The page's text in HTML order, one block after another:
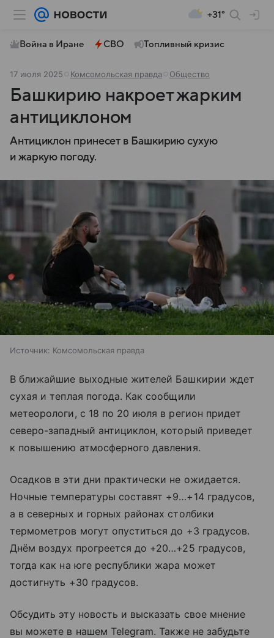
+31°
Война в Иране СВО Топливный кризис
17 июля 2025 Комсомольская правда Общество
Башкирию накроет жарким
антициклоном
Антициклон принесет в Башкирию сухую
и жаркую погоду.
Источник: Комсомольская правда
В ближайшие выходные жителей Башкирии ждет
сухая и теплая погода. Как сообщили
метеорологи, с 18 по 20 июля в регион придет
северо-западный антициклон, который приведет
к повышению атмосферного давления.
Осадков в эти дни практически не ожидается.
Ночные температуры составят +9…+14 градусов,
а в северных и горных районах столбики
термометров могут опуститься до +3 градусов.
Днём воздух прогреется до +20…+25 градусов,
тогда как на юге республики жара может
достигнуть +30 градусов.
Обсудить эту новость и высказать свое мнение
вы можете в нашем Telegram. Также не забудьте